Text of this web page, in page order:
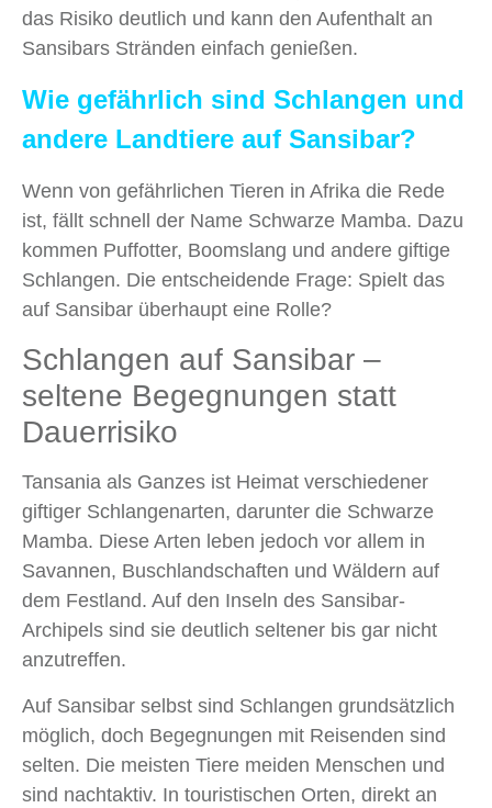
das Risiko deutlich und kann den Aufenthalt an
Sansibars Stränden einfach genießen.
Wie gefährlich sind Schlangen und
andere Landtiere auf Sansibar?
Wenn von gefährlichen Tieren in Afrika die Rede
ist, fällt schnell der Name Schwarze Mamba. Dazu
kommen Puffotter, Boomslang und andere giftige
Schlangen. Die entscheidende Frage: Spielt das
auf Sansibar überhaupt eine Rolle?
Schlangen auf Sansibar –
seltene Begegnungen statt
Dauerrisiko
Tansania als Ganzes ist Heimat verschiedener
giftiger Schlangenarten, darunter die Schwarze
Mamba. Diese Arten leben jedoch vor allem in
Savannen, Buschlandschaften und Wäldern auf
dem Festland. Auf den Inseln des Sansibar-
Archipels sind sie deutlich seltener bis gar nicht
anzutreffen.
Auf Sansibar selbst sind Schlangen grundsätzlich
möglich, doch Begegnungen mit Reisenden sind
selten. Die meisten Tiere meiden Menschen und
sind nachtaktiv. In touristischen Orten, direkt an